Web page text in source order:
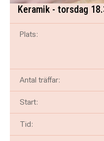
Keramik - torsdag
Plats:
Antal träffar:
Start:
Tid: